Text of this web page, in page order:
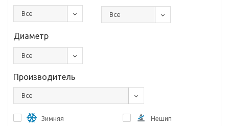
Все Все
Диаметр
Все
Производитель
Все
Зимняя Нешип